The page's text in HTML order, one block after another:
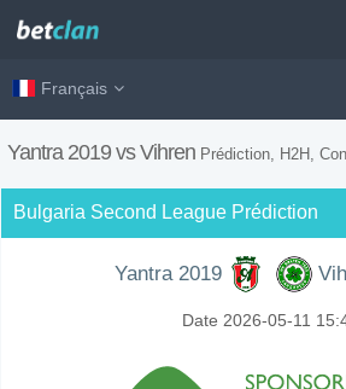
Français
Yantra 2019 vs Vihren Prédiction, H2H, Conseils de
Bulgaria Second League Prédiction
Yantra 2019
Date 2026-05-11